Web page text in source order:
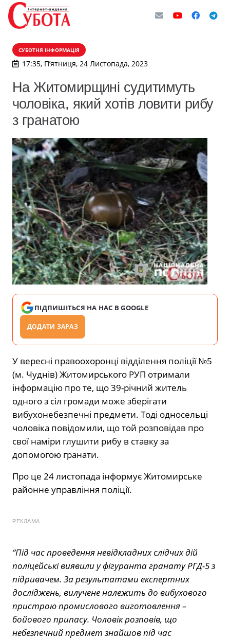
СУБОТНЯ ІНФОРМАЦІЯ
17:35, П’ятниця, 24 Листопада, 2023
На Житомирщині судитимуть
чоловіка, який хотів ловити рибу
з гранатою
ПІДПИШІТЬСЯ НА НАС В GOOGLE
ДОДАТИ ЗАРАЗ
У вересні правоохоронці відділення поліції №5
(м. Чуднів) Житомирського РУП отримали
інформацію про те, що 39-річний житель
одного з сіл громади може зберігати
вибухонебезпечні предмети. Тоді односельці
чоловіка повідомили, що той розповідав про
свої наміри глушити рибу в ставку за
допомогою гранати.
Про це 24 листопада інформує Житомирське
районне управління поліції.
РЕКЛАМА
“Під час проведення невідкладних слідчих дій
поліцейські виявили у фігуранта гранату РГД-5 з
підривачем. За результатами експертних
досліджень, вилучене належить до вибухового
пристрою промислового виготовлення –
бойового припасу. Чоловік розповів, що
небезпечний предмет знайшов під час